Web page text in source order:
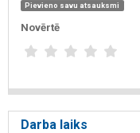
Pievieno savu atsauksmi
Novērtē
Darba laiks